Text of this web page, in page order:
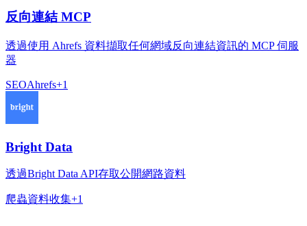
反向連結 MCP
透過使用 Ahrefs 資料擷取任何網域反向連結資訊的 MCP 伺服
器
SEOAhrefs+1
Bright Data
透過Bright Data API存取公開網路資料
爬蟲資料收集+1